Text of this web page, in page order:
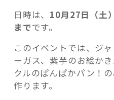
ン
ト
催”
の
日時は、 10月27日（土
までです。
このイベントでは、ジ
ーガス、紫芋のお絵か
クルのぱんぱかパン！
作ります。